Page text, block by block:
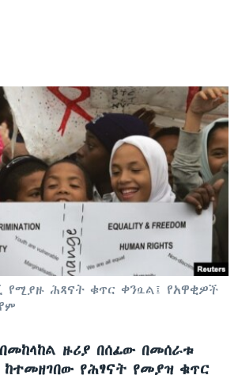
የሚያዙ ሕጻናት ቁጥር ቀንሷል፤ የአዋቂዎች
ዙሪያ በሰፊው በመሰራቱ
ከተመዘገበው የሕፃናት የመያዝ ቁጥር